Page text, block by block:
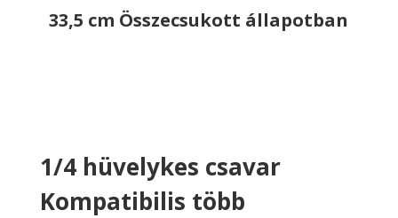
33,5 cm Összecsukott állapotban
1/4 hüvelykes csavar
Kompatibilis több